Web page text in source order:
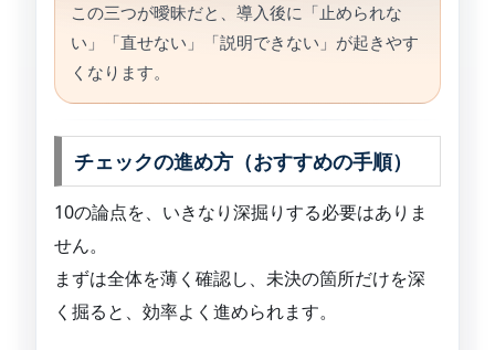
この三つが曖昧だと、導入後に「止められな
い」「直せない」「説明できない」が起きやす
くなります。
チェックの進め方（おすすめの手順）
10の論点を、いきなり深掘りする必要はありま
せん。
まずは全体を薄く確認し、未決の箇所だけを深
く掘ると、効率よく進められます。